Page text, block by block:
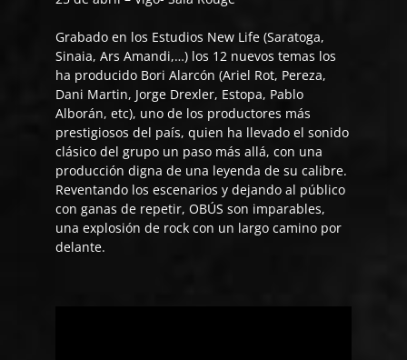
Grabado en los Estudios New Life (Saratoga,
Sinaia, Ars Amandi,…) los 12 nuevos temas los
ha producido Bori Alarcón (Ariel Rot, Pereza,
Dani Martin, Jorge Drexler, Estopa, Pablo
Alborán, etc), uno de los productores más
prestigiosos del país, quien ha llevado el sonido
clásico del grupo un paso más allá, con una
producción digna de una leyenda de su calibre.
Reventando los escenarios y dejando al público
con ganas de repetir, OBÚS son imparables,
una explosión de rock con un largo camino por
delante.